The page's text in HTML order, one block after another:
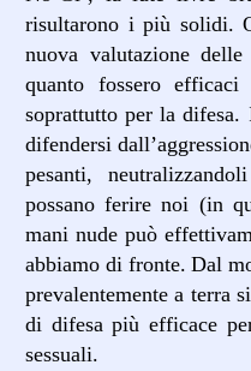
risultarono i più solidi.
nuova valutazione
quanto fossero
soprattutto per la
difendersi
pesanti,
possano ferire noi (in
mani nude può
abbiamo di fronte. Dal
prevalentemente a terra
di difesa più efficace
sessuali.